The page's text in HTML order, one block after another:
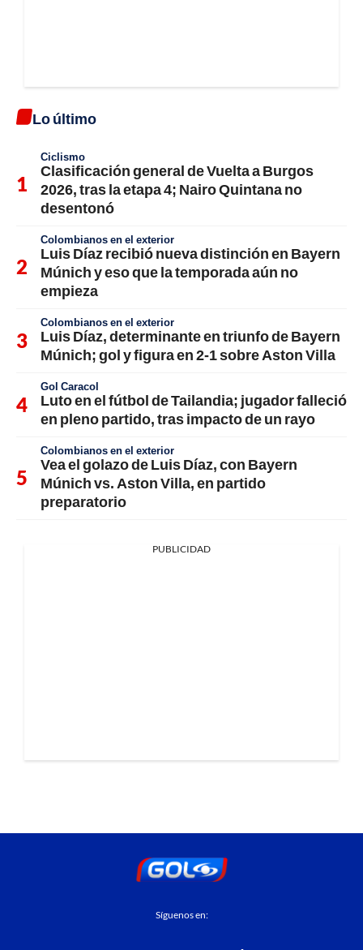
Lo último
Ciclismo
Clasificación general de Vuelta a Burgos
2026, tras la etapa 4; Nairo Quintana no
desentonó
Colombianos en el exterior
Luis Díaz recibió nueva distinción en Bayern
Múnich y eso que la temporada aún no
empieza
Colombianos en el exterior
Luis Díaz, determinante en triunfo de Bayern
Múnich; gol y figura en 2-1 sobre Aston Villa
Gol Caracol
Luto en el fútbol de Tailandia; jugador falleció
en pleno partido, tras impacto de un rayo
Colombianos en el exterior
Vea el golazo de Luis Díaz, con Bayern
Múnich vs. Aston Villa, en partido
preparatorio
PUBLICIDAD
Síguenos en: